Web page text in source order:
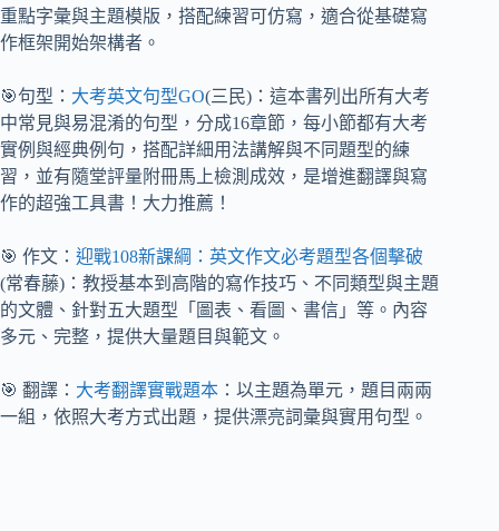
重點字彙與主題模版，搭配練習可仿寫，適合從基礎寫
作框架開始架構者。
🎯句型： 大考英文句型GO(三民)：這本書列出所有大考
中常見與易混淆的句型，分成16章節，每小節都有大考
實例與經典例句，搭配詳細用法講解與不同題型的練
習，並有隨堂評量附冊馬上檢測成效，是增進翻譯與寫
作的超強工具書！大力推薦！
🎯 作文： 迎戰108新課綱：英文作文必考題型各個擊破
(常春藤)：教授基本到高階的寫作技巧、不同類型與主題
的文體、針對五大題型「圖表、看圖、書信」等。內容
多元、完整，提供大量題目與範文。
🎯 翻譯： 大考翻譯實戰題本 ：以主題為單元，題目兩兩
一組，依照大考方式出題，提供漂亮詞彙與實用句型。